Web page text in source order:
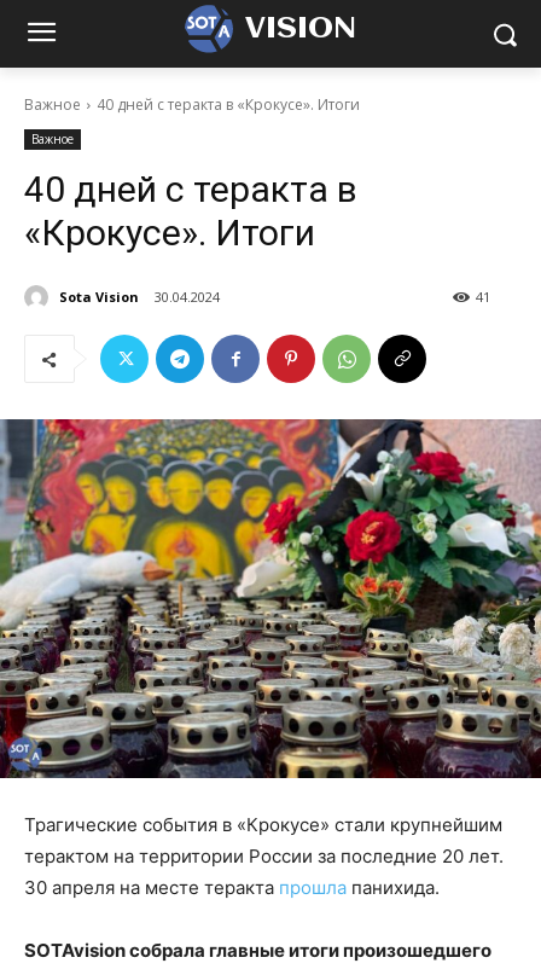
VISION
Важное 40 дней с теракта в «Крокусе». Итоги
Важное
40 дней с теракта в
«Крокусе». Итоги
Sota Vision 30.04.2024 41
Трагические события в «Крокусе» стали крупнейшим
терактом на территории России за последние 20 лет.
30 апреля на месте теракта прошла панихида.
SOTAvision собрала главные итоги произошедшего